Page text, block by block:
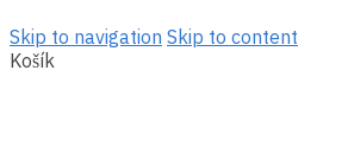
Skip to navigation Skip to content
Košík